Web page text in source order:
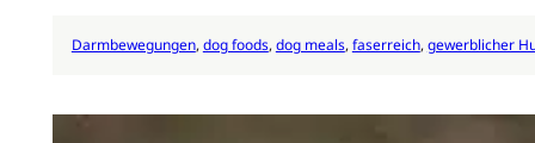
Darmbewegungen, dog foods, dog meals, faserreich, gewerblicher